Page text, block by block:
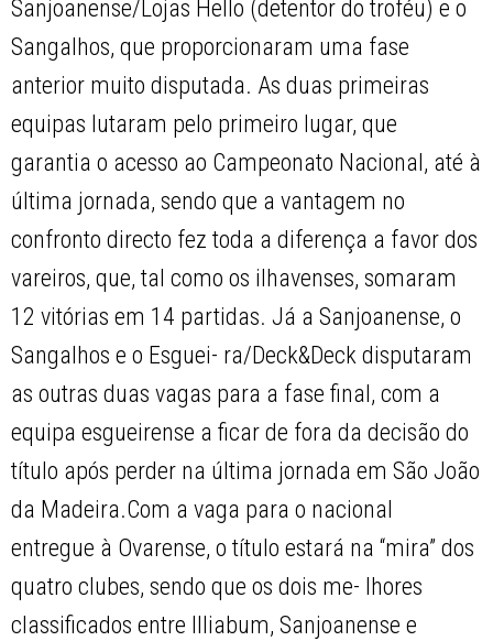
Sanjoanense/Lojas Hello (detentor do troféu) e o
Sangalhos, que proporcionaram uma fase
anterior muito disputada. As duas primeiras
equipas lutaram pelo primeiro lugar, que
garantia o acesso ao Campeonato Nacional, até à
última jornada, sendo que a vantagem no
confronto directo fez toda a diferença a favor dos
vareiros, que, tal como os ilhavenses, somaram
12 vitórias em 14 partidas. Já a Sanjoanense, o
Sangalhos e o Esguei- ra/Deck&Deck disputaram
as outras duas vagas para a fase final, com a
equipa esgueirense a ficar de fora da decisão do
título após perder na última jornada em São João
da Madeira.Com a vaga para o nacional
entregue à Ovarense, o título estará na “mira” dos
quatro clubes, sendo que os dois me- lhores
classificados entre Illiabum, Sanjoanense e